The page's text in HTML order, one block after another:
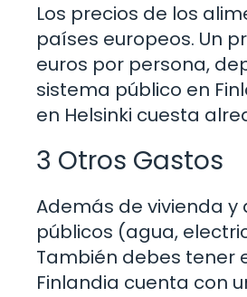
Los precios de los
países europeos. Un
euros por persona,
sistema público en
en Helsinki cuesta
3 Otros Gastos
Además de vivienda
públicos (agua,
También debes tener
Finlandia cuenta con